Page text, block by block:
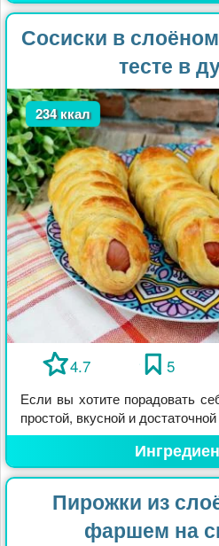
Сосиски в
тесте в
234 ккал
4.7 5
Если вы хотите порадовать
простой, вкусной и достаточной
Пирожки из
фаршем на